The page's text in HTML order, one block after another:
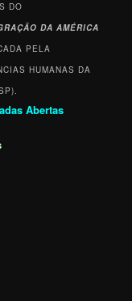
DO
DA AMÉRICA
PELA
HUMANAS DA
Abertas